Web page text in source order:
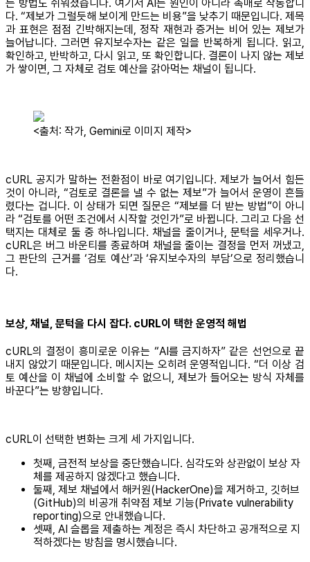
는 방법도 쉬워졌습니다. 여기서 AI는 원인이 아니라 촉매로 작동합니
다. “제보가 그럴듯해 보이게 만드는 비용”을 낮추기 때문입니다. 제목
과 표현은 점점 긴박해지는데, 정작 재현과 증거는 비어 있는 제보가
늘어납니다. 그러면 유지보수자는 같은 일을 반복하게 됩니다. 읽고,
확인하고, 반박하고, 다시 읽고, 또 확인합니다. 결론이 나지 않는 제보
가 쌓이면, 그 자체로 검토 예산을 갉아먹는 채널이 됩니다.
<출처: 작가, Gemini로 이미지 제작>
cURL 공지가 말하는 전환점이 바로 여기입니다. 제보가 늘어서 힘든
것이 아니라, “검토로 결론을 낼 수 없는 제보”가 늘어서 운영이 흔들
렸다는 겁니다. 이 상태가 되면 질문은 “제보를 더 받는 방법”이 아니
라 “검토를 어떤 조건에서 시작할 것인가”로 바뀝니다. 그리고 다음 선
택지는 대체로 둘 중 하나입니다. 채널을 줄이거나, 문턱을 세우거나.
cURL은 버그 바운티를 종료하며 채널을 줄이는 결정을 먼저 꺼냈고,
그 판단의 근거를 ‘검토 예산’과 ‘유지보수자의 부담’으로 정리했습니
다.
보상, 채널, 문턱을 다시 잡다. cURL이 택한 운영적 해법
cURL의 결정이 흥미로운 이유는 “AI를 금지하자” 같은 선언으로 끝
내지 않았기 때문입니다. 메시지는 오히려 운영적입니다. “더 이상 검
토 예산을 이 채널에 소비할 수 없으니, 제보가 들어오는 방식 자체를
바꾼다”는 방향입니다.
cURL이 선택한 변화는 크게 세 가지입니다.
첫째, 금전적 보상을 중단했습니다. 심각도와 상관없이 보상 자
체를 제공하지 않겠다고 했습니다.
둘째, 제보 채널에서 해커원(HackerOne)을 제거하고, 깃허브
(GitHub)의 비공개 취약점 제보 기능(Private vulnerability
reporting)으로 안내했습니다.
셋째, AI 슬롭을 제출하는 계정은 즉시 차단하고 공개적으로 지
적하겠다는 방침을 명시했습니다.